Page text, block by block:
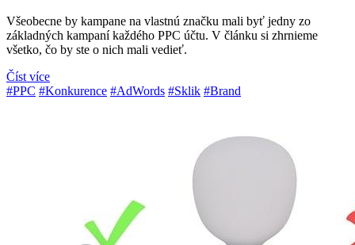
Všeobecne by kampane na vlastnú značku mali byť jedny zo
základných kampaní každého PPC účtu. V článku si zhrnieme
všetko, čo by ste o nich mali vedieť.
Číst více
#PPC #Konkurence #AdWords #Sklik #Brand